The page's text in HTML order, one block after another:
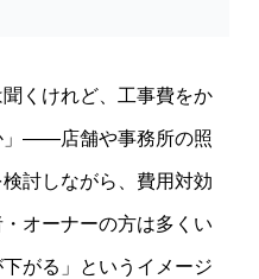
くけれど、工事費をか
」——店舗や事務所の照
討しながら、費用対効
オーナーの方は多くい
がる」というイメージ